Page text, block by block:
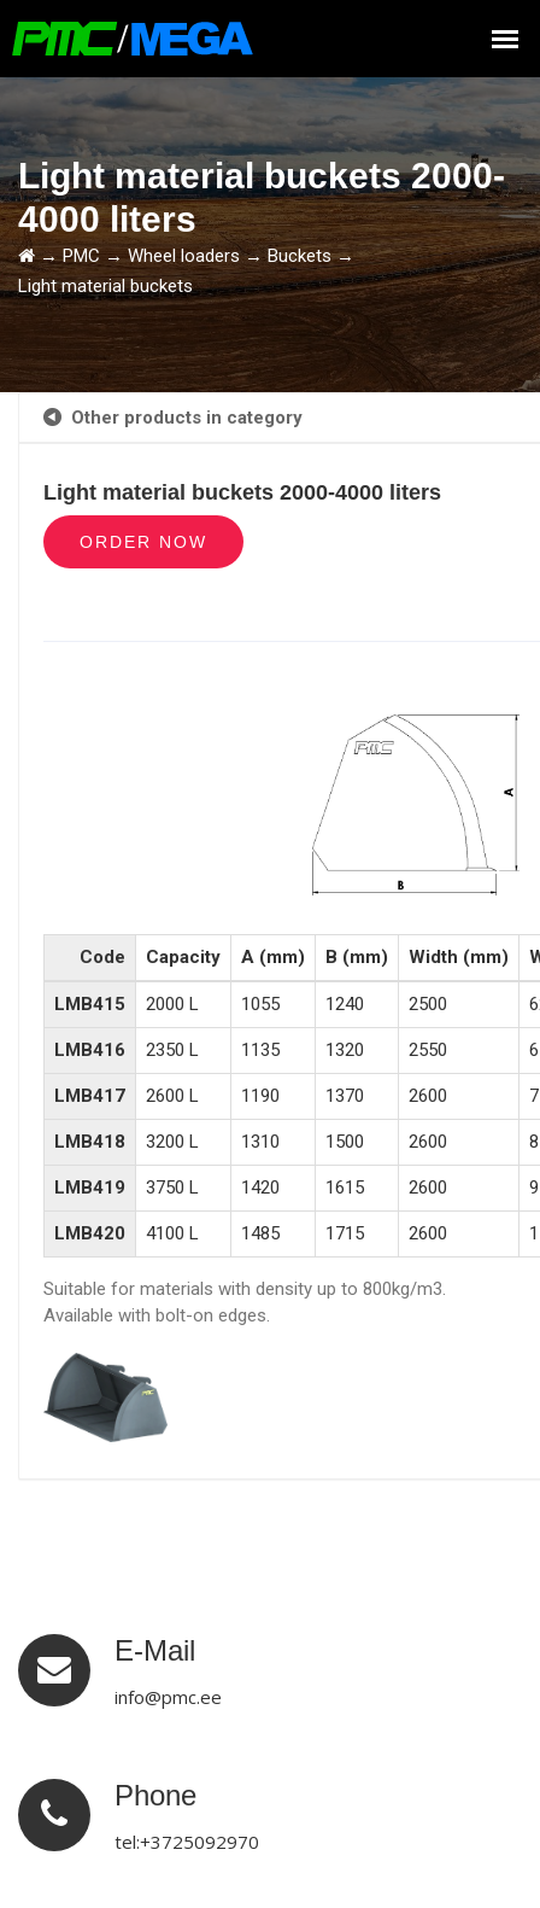
Light material buckets 2000-
4000 liters
→ PMC → Wheel loaders → Buckets →
Light material buckets
Other products in category
Light material buckets 2000-4000 liters
ORDER NOW
Code Capacity A (mm) B (mm) Width (mm)
LMB415 2000 L 1055 1240 2500
LMB416 2350 L 1135 1320 2550
LMB417 2600 L 1190 1370 2600
LMB418 3200 L 1310 1500 2600
LMB419 3750 L 1420 1615 2600
LMB420 4100 L 1485 1715 2600
Suitable for materials with density up to 800kg/m3.
Available with bolt-on edges.
E-Mail
info@pmc.ee
Phone
tel:+3725092970